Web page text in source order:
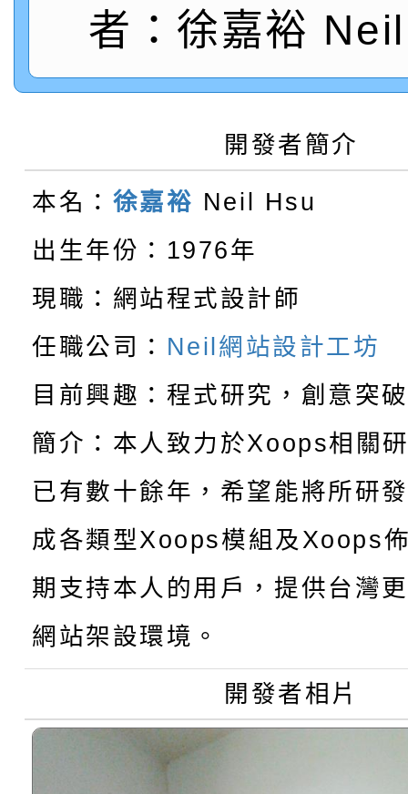
積層架販售(平台式料
中型料架販售
堆高機販售(全新/中古)
重型架販售可客製化
重型架租賃服務
塑膠棧板販售
移動櫃販售可依需求訂
後推式料架販售可依需
懸臂式料架販售(低中
駛入式料架販售可依需
積層架販售(平台式料
中型料架販售
堆高機販售(全新/中古)
重型架販售可客製化
重型架租賃服務
者：徐嘉裕
開發者簡介
本名： 徐嘉裕 Neil Hsu
出生年份：1976年
現職：網站程式設計師
任職公司： Neil網站設計工坊
目前興趣：程式研究，創意突
簡介：本人致力於Xoops相關
已有數十餘年，希望能將所研
成各類型Xoops模組及Xoops
期支持本人的用戶，提供台灣
網站架設環境。
開發者相片